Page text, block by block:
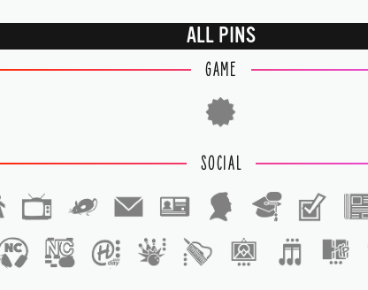
ALL PINS
GAME
SOCIAL